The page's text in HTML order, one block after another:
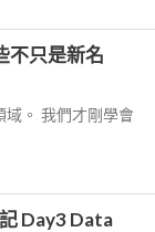
不只是新名
。 我們才剛學會
Day3 Data